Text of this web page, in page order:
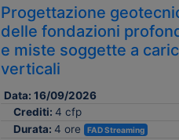
Progettazione
delle fondazioni
e miste soggette a
verticali
Data: 16/09/2026
Crediti: 4 cfp
Durata: 4 ore FAD Streaming